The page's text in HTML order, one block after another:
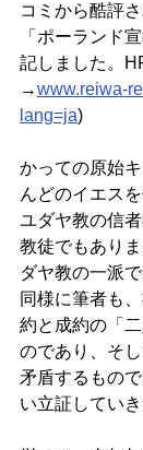
コミから酷評
「ポーランド
記しました。
→www.reiwa-
lang=ja)
かっての原始
んどのイエス
ユダヤ教の信
教徒でもあり
ダヤ教の一派
同様に筆者も
約と成約の「
のであり、そ
矛盾するもの
い立証してい